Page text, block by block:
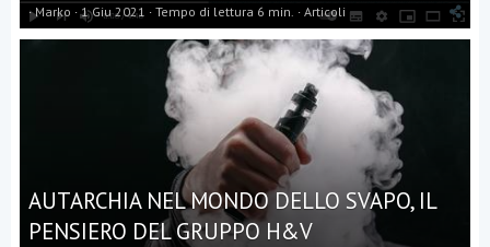
Marko 1 Giu 2021 Tempo di lettura 6 min. Articoli
AUTARCHIA NEL MONDO DELLO SVAPO, IL
PENSIERO DEL GRUPPO H&V